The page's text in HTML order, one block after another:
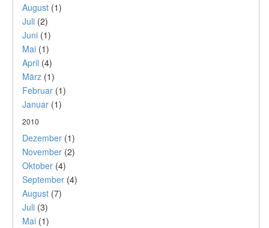
August (1)
Juli (2)
Juni (1)
Mai (1)
April (4)
März (1)
Februar (1)
Januar (1)
2010
Dezember (1)
November (2)
Oktober (4)
September (4)
August (7)
Juli (3)
Mai (1)